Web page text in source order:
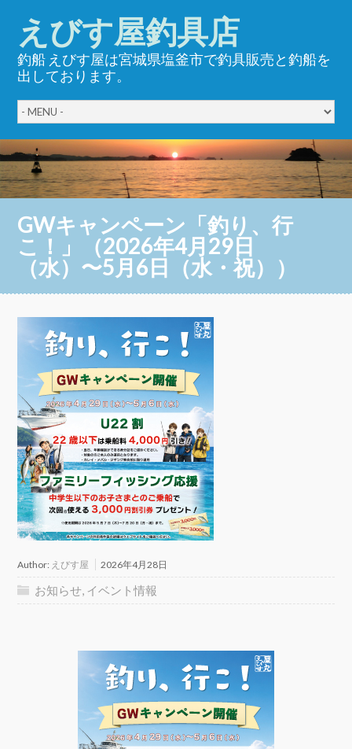
えびす屋釣具店
釣船 えびす屋は宮城県塩釜市で釣具販売と釣船を
出しております。
GWキャンペーン「釣り、行
こ！」（2026年4月29日
（水）〜5月6日（水・祝））
Author: えびす屋 2026年4月28日
お知らせ, イベント情報